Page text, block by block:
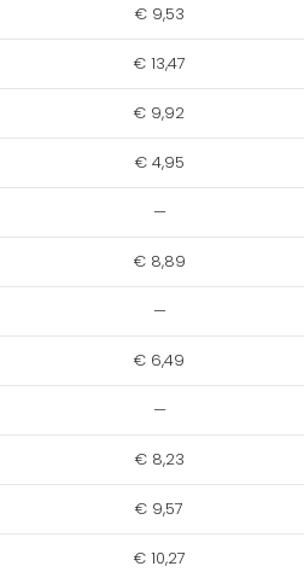
€ 9,53
€ 13,47
€ 9,92
€ 4,95
—
€ 8,89
—
€ 6,49
—
€ 8,23
€ 9,57
€ 10,27